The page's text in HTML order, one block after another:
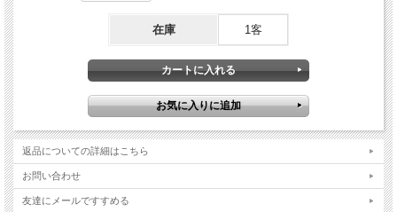
〇チャイ-器の3分の1程度のお湯と紅茶のティーバッグとお好みの香辛料を適量入
れしばらく置き、ティーバッグを取り出しミルクとお好みで砂糖を入れ電子レンジ
でチン(600wで2分程度)してください。
※ティーバックを入れてチンされる場合、ホッチキスの針のアルミ部分が反応して
してください。又、加熱とともにティーバッグが膨らんで破れたりする可能性があ
りますのでご注意ください。
※レンジ使用中の吹きこぼれと、飲み物と共に器・取手も熱くなりますので火傷な
どされませんようにお取り扱いにご注意ください。
「鬼白という作風」
伝統的工芸品萩焼の指定材料にある萩焼の基本となる「大道土」に赤土を混ぜ砂を
入れて水曳きし、乾燥させながら高台や高台脇を削り全体の形を整えしっかり乾燥
在庫 1客
返品についての詳細はこちら
お問い合わせ
友達にメールですすめる